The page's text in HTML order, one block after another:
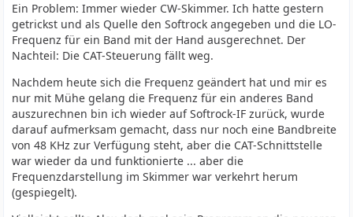
Ein Problem: Immer wieder CW-Skimmer. Ich hatte gestern
getrickst und als Quelle den Softrock angegeben und die LO-
Frequenz für ein Band mit der Hand ausgerechnet. Der
Nachteil: Die CAT-Steuerung fällt weg.
Nachdem heute sich die Frequenz geändert hat und mir es
nur mit Mühe gelang die Frequenz für ein anderes Band
auszurechnen bin ich wieder auf Softrock-IF zurück, wurde
darauf aufmerksam gemacht, dass nur noch eine Bandbreite
von 48 KHz zur Verfügung steht, aber die CAT-Schnittstelle
war wieder da und funktionierte ... aber die
Frequenzdarstellung im Skimmer war verkehrt herum
(gespiegelt).